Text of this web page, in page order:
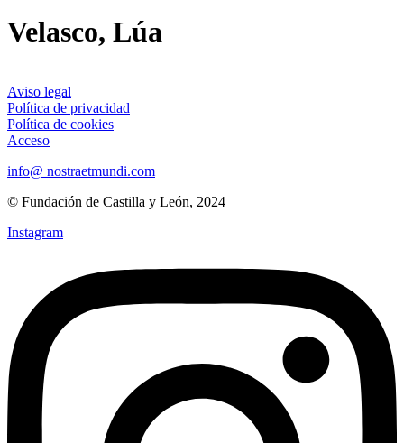
Velasco, Lúa
Aviso legal
Política de privacidad
Política de cookies
Acceso
info@ nostraetmundi.com
© Fundación de Castilla y León, 2024
Instagram